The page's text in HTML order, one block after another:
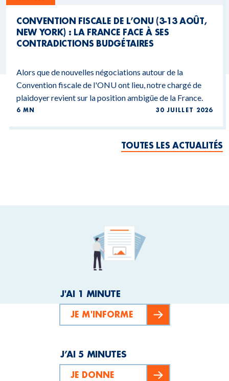
CONVENTION FISCALE DE L’ONU (3-13 AOÛT,
NEW YORK) : LA FRANCE FACE À SES
CONTRADICTIONS BUDGÉTAIRES
Alors que de nouvelles négociations autour de la
Convention fiscale de l'ONU ont lieu, notre chargé de
plaidoyer revient sur la position ambigüe de la France.
6 MN 30 JUILLET 2026
TOUTES LES ACTUALITÉS
J'AI 1 MINUTE
JE M'INFORME
J’AI 5 MINUTES
JE DONNE